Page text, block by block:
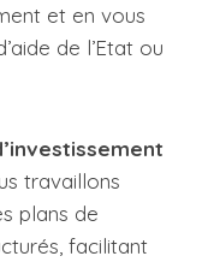
et en vous
de l’Etat ou
travaillons
plans de
facilitant